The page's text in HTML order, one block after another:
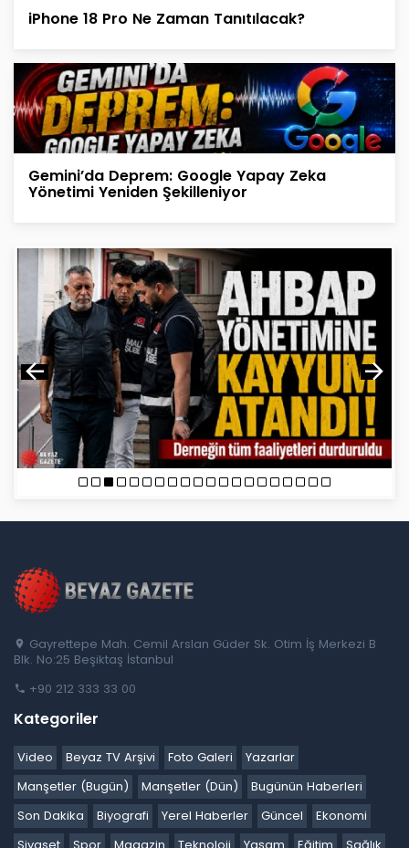
iPhone 18 Pro Ne Zaman Tanıtılacak?
Gemini’da Deprem: Google Yapay Zeka
Yönetimi Yeniden Şekilleniyor
Gayrettepe Mah. Cemil Arslan Güder Sk. Otim İş Merkezi B
Blk. No:25 Beşiktaş İstanbul
+90 212 333 33 00
Kategoriler
Video Beyaz TV Arşivi Foto Galeri
Yazarlar
Manşetler (Bugün)
Manşetler (Dün)
Bugünün Haberleri
Son Dakika
Biyografi Yerel Haberler Güncel
Ekonomi
Siyaset
Spor Magazin Teknoloji Yaşam Eğitim Sağlık